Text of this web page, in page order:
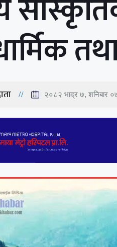
२०८२ भाद्र ७, शनिबार